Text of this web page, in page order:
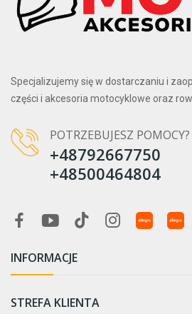
Specjalizujemy się w dostarczaniu i
części i akcesoria motocyklowe oraz
POTRZEBUJESZ POMOCY?
+48792667750
+48500464804
INFORMACJE
STREFA KLIENTA